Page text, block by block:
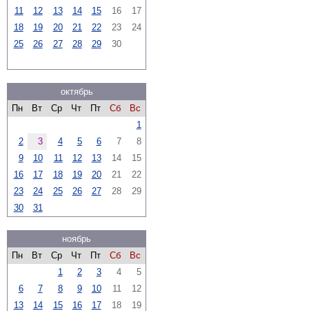
11
12 13 14 15 16
17
18
19 20 21 22 23
24
25
26 27 28 29 30
октябрь
Пн
Вт Ср Чт Пт Сб
Вс
1
2
3 4 5 6 7
8
9
10 11 12 13 14
15
16
17 18 19 20 21
22
23
24 25 26 27 28
29
30
31
ноябрь
Пн
Вт Ср Чт Пт Сб
Вс
1
2 3 4
5
6
7 8 9 10 11
12
13
14 15 16 17 18
19